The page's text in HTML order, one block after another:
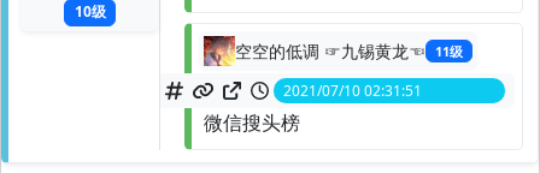
10级
空空的低调 ☞九锡黄龙☜ 11级
2021/07/10 02:31:51
微信搜头榜